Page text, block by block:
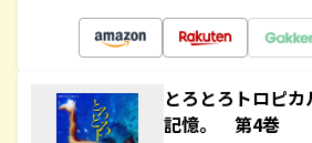
とろとろトロピ
記憶。 第4巻